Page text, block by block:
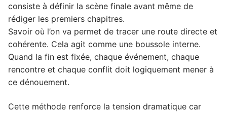
consiste à définir la scène finale avant même de
rédiger les premiers chapitres.
Savoir où l’on va permet de tracer une route directe et
cohérente. Cela agit comme une boussole interne.
Quand la fin est fixée, chaque événement, chaque
rencontre et chaque conflit doit logiquement mener à
ce dénouement.
Cette méthode renforce la tension dramatique car